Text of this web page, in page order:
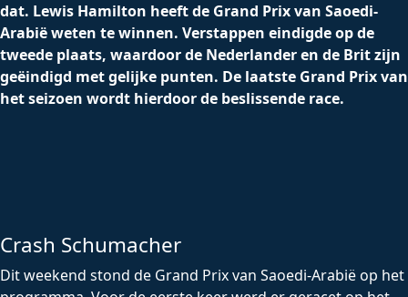
dat. Lewis Hamilton heeft de Grand Prix van Saoedi-
Arabië weten te winnen. Verstappen eindigde op de
tweede plaats, waardoor de Nederlander en de Brit zijn
geëindigd met gelijke punten. De laatste Grand Prix van
het seizoen wordt hierdoor de beslissende race.
Crash Schumacher
Dit weekend stond de Grand Prix van Saoedi-Arabië op het